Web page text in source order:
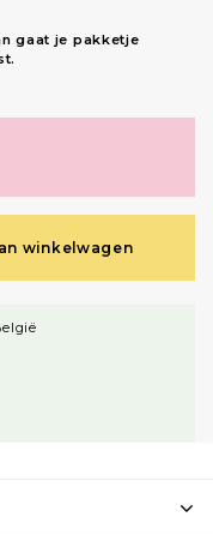
gaat je pakketje
winkelwagen